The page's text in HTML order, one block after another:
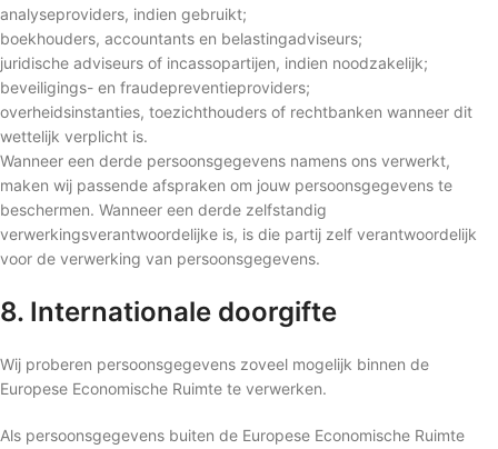
analyseproviders, indien gebruikt;
boekhouders, accountants en belastingadviseurs;
juridische adviseurs of incassopartijen, indien noodzakelijk;
beveiligings- en fraudepreventieproviders;
overheidsinstanties, toezichthouders of rechtbanken wanneer dit
wettelijk verplicht is.
Wanneer een derde persoonsgegevens namens ons verwerkt,
maken wij passende afspraken om jouw persoonsgegevens te
beschermen. Wanneer een derde zelfstandig
verwerkingsverantwoordelijke is, is die partij zelf verantwoordelijk
voor de verwerking van persoonsgegevens.
8. Internationale doorgifte
Wij proberen persoonsgegevens zoveel mogelijk binnen de
Europese Economische Ruimte te verwerken.
Als persoonsgegevens buiten de Europese Economische Ruimte